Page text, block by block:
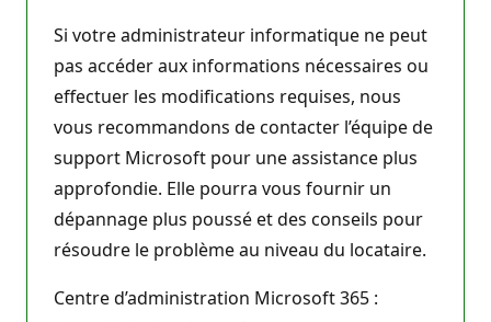
Si votre administrateur informatique ne peut
pas accéder aux informations nécessaires ou
effectuer les modifications requises, nous
vous recommandons de contacter l’équipe de
support Microsoft pour une assistance plus
approfondie. Elle pourra vous fournir un
dépannage plus poussé et des conseils pour
résoudre le problème au niveau du locataire.
Centre d’administration Microsoft 365 :